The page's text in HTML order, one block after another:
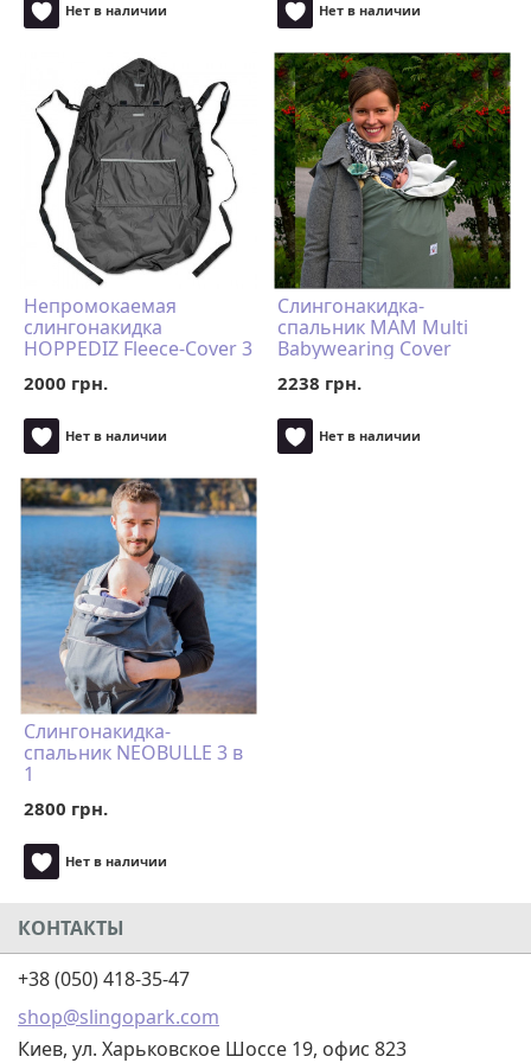
Нет в наличии Нет в наличии
Непромокаемая
слингонакидка
HOPPEDIZ Fleece-Cover 3
2000 грн.
Нет в наличии
Слингонакидка-
спальник MАM Multi
Babywearing Cover
2238 грн.
Нет в наличии
Слингонакидка-
спальник NEOBULLE 3 в
1
2800 грн.
Нет в наличии
КОНТАКТЫ
+38 (050) 418-35-47
shop@slingopark.com
Киев, ул. Харьковское Шоссе 19, офис 823